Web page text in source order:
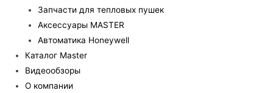
Запчасти для тепловых пушек
Аксессуары MASTER
Автоматика Honeywell
Каталог Master
Видеообзоры
О компании